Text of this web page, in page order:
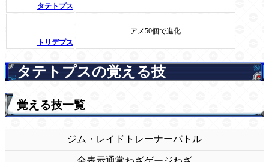
タテトプス
トリデプス
アメ50個で進化
タテトプスの覚える技
覚える技一覧
ジム・レイド トレーナーバトル